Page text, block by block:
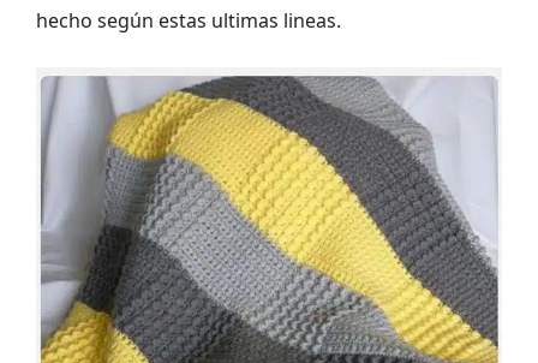
hecho según estas ultimas lineas.